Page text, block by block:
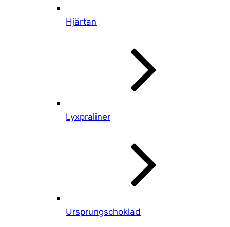
Hjärtan
Lyxpraliner
Ursprungschoklad